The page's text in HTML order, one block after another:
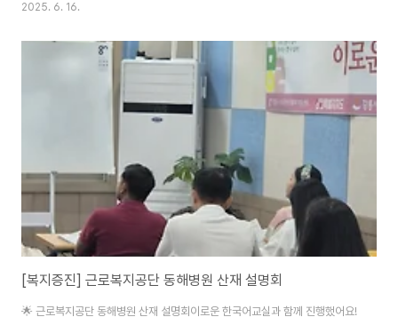
로 꽉 찬 하루행사장 곳곳은 활기찬 에너지로 가득했습니다.‘세계인의 날 장기
자랑’ 무대에서는 국가를 초월한 흥겨운 춤과 노래가 이어졌고,‘강릉마불 미식
축제’ 부스에서는 다양한 나라의 음식을 한자리에서 맛볼 수 있었죠.특히 ‘세셰
만두존’은 가장 인기 있는 장소 중 하나였습니다.각국의 가정식 만두가 모여 진
2025. 6. 16.
[복지증진] 근로복지공단 동해병원 산재 설명회
🌟 근로복지공단 동해병원 산재 설명회이로운 한국어교실과 함께 진행했어요!